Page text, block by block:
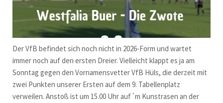
Der VfB befindet sich noch nicht in 2026-Form und wartet
immer noch auf den ersten Dreier. Vielleicht klappt es ja am
Sonntag gegen den Vornamensvetter VfB Hüls, die derzeit mit
zwei Punkten unserer Ersten auf dem 9. Tabellenplatz
verweilen. Anstoß ist um 15.00 Uhr auf´m Kunstrasen an der